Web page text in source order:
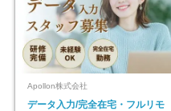
Apollon株式会社
データ入力/完全在宅・フルリモ